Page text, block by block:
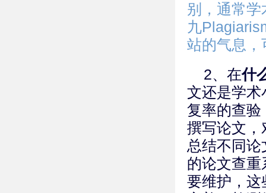
别，通常
九
站的气息，
2、在什
文还是学术
复率的查验
撰写论文，
总结不同
的论文查
要维护，这